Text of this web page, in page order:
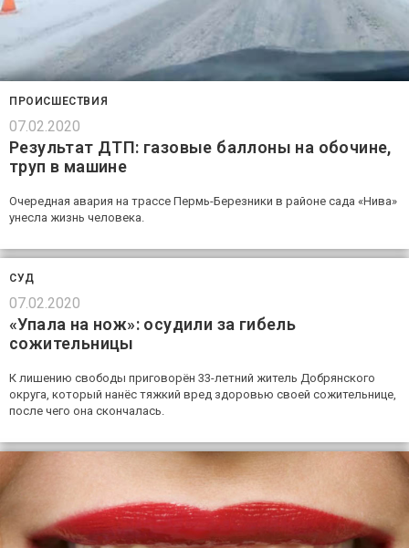
ПРОИСШЕСТВИЯ
07.02.2020
Результат ДТП: газовые баллоны на обочине,
труп в машине
Очередная авария на трассе Пермь-Березники в районе сада «Нива»
унесла жизнь человека.
СУД
07.02.2020
«Упала на нож»: осудили за гибель
сожительницы
К лишению свободы приговорён 33-летний житель Добрянского
округа, который нанёс тяжкий вред здоровью своей сожительнице,
после чего она скончалась.